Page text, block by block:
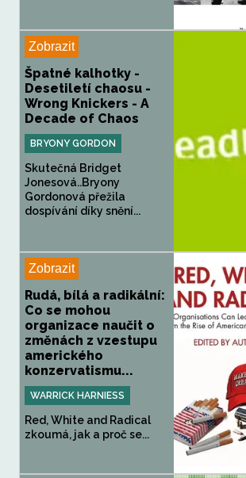
Zobrazit
Špatné kalhotky -
Desetiletí chaosu -
Wrong Knickers - A
Decade of Chaos
BRYONY GORDON
Skutečná Bridget
Jonesová..Bryony
Gordonová přežila
dospívání díky snění...
Zobrazit
Rudá, bílá a radikální:
Co se mohou
organizace naučit o
změnách z vzestupu
amerického
konzervatismu...
WARRICK HARNIESS
Red, White and Radical
zkoumá, jak a proč se...